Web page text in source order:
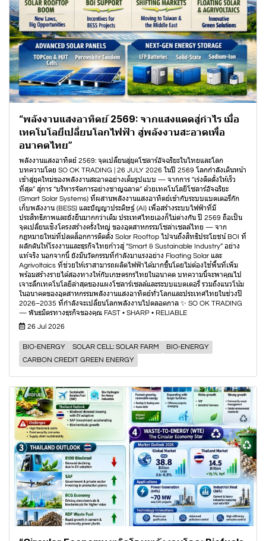
“พลังงานแสงอาทิตย์ 2569: จากแสงแดดสู่กำไร เมื่อ
เทคโนโลยีเปลี่ยนโลกไฟฟ้า สู่พลังงานสะอาดเพื่อ
อนาคตไทย”
พลังงานแสงอาทิตย์ 2569: จุดเปลี่ยนสู่ยุคโซลาร์อัจฉริยะในไทยและโลก
บทความโดย SO OK TRADING | 26 JULY 2026 ในปี 2569 โลกกำลังเดินหน้า
เข้าสู่ยุคใหม่ของพลังงานสะอาดอย่างเต็มรูปแบบ — จากการ “เร่งติดตั้งให้เร็ว
ที่สุด” สู่การ “บริหารจัดการอย่างชาญฉลาด” ด้วยเทคโนโลยีโซลาร์อัจฉริยะ
(Smart Solar Systems) ที่ผสานพลังงานแสงอาทิตย์เข้ากับระบบแบตเตอรี่กัก
เก็บพลังงาน (BESS) และปัญญาประดิษฐ์ (AI) เพื่อสร้างระบบไฟฟ้าที่มี
ประสิทธิภาพและยั่งยืนมากกว่าเดิม ประเทศไทยเองก็ไม่ต่างกัน ปี 2569 ถือเป็น
จุดเปลี่ยนเชิงโครงสร้างครั้งใหญ่ ของอุตสาหกรรมโซล่าเซลล์ไทย — จาก
กฎหมายใหม่ที่ปลดล็อกการติดตั้ง Solar Rooftop ไปจนถึงสิทธิประโยชน์ BOI ที่
ผลักดันให้โรงงานและธุรกิจไทยก้าวสู่ “Smart & Sustainable Industry” อย่าง
แท้จริง นอกจากนี้ ยังมีนวัตกรรมที่กำลังมาแรงอย่าง Floating Solar และ
Agrivoltaics ที่ช่วยให้เราสามารถผลิตไฟฟ้าได้มากขึ้นโดยไม่ต้องใช้พื้นที่เพิ่ม
พร้อมสร้างรายได้สองทางให้กับเกษตรกรไทยในอนาคต บทความนี้จะพาคุณไป
เจาะลึกเทคโนโลยีล่าสุดของแผงโซลาร์เซลล์และระบบแบตเตอรี่ รวมถึงแนวโน้ม
ในอนาคตของอุตสาหกรรมพลังงานแสงอาทิตย์ทั่วโลกและประเทศไทยในช่วงปี
2026–2035 ที่กำลังจะเปลี่ยนโลกพลังงานไปตลอดกาล ✨ SO OK TRADING
— พันธมิตรทางธุรกิจของคุณ FAST • SHARP • RELIABLE
26 Jul 2026
BIO-ENERGY SOLAR CELL: SOLAR FARM
BIO-ENERGY
CARBON CREDIT GREEN ENERGY